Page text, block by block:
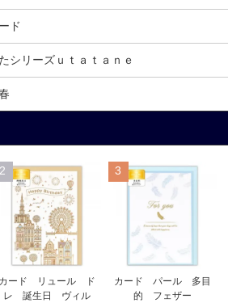
ド
シリーズｕｔａｔａｎｅ
2
カード リュール ド
レ 誕生日 ヴィル
3
カード パール 多目
的 フェザー